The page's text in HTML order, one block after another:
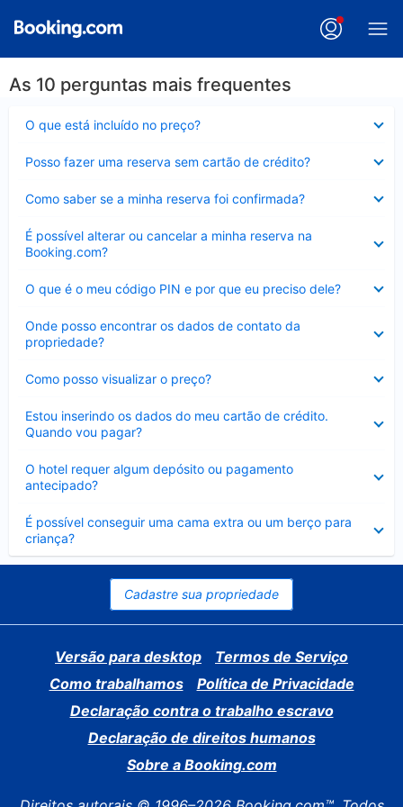
As 10 perguntas mais frequentes
O que está incluído no preço?
Posso fazer uma reserva sem cartão de crédito?
Como saber se a minha reserva foi confirmada?
É possível alterar ou cancelar a minha reserva na
Booking.com?
Contraído
O que é o meu código PIN e por que eu preciso dele?
Onde posso encontrar os dados de contato da
propriedade?
Como posso visualizar o preço?
Estou inserindo os dados do meu cartão de crédito.
Quando vou pagar?
O hotel requer algum depósito ou pagamento
antecipado?
É possível conseguir uma cama extra ou um berço para
criança?
Contraído
Cadastre sua propriedade
Versão para desktop
Termos de Serviço
Como trabalhamos
Política de Privacidade
Declaração contra o trabalho escravo
Declaração de direitos humanos
Sobre a Booking.com